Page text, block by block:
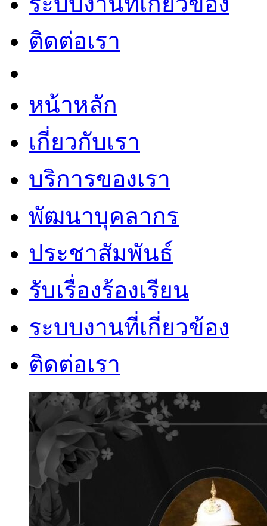
ติดต่อเรา
หน้าหลัก
เกี่ยวกับเรา
บริการของเรา
พัฒนาบุคลากร
ประชาสัมพันธ์
รับเรื่องร้องเรียน
ระบบงานที่เกี่ยวข้อง
ติดต่อเรา